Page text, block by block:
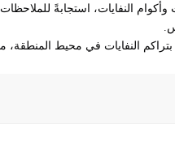
النفايات، استجابةً
.
بتراكم النفايات في محيط